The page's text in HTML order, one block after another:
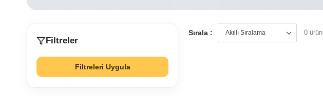
Filtreler
Filtreleri Uygula
Sırala : 0 ürün